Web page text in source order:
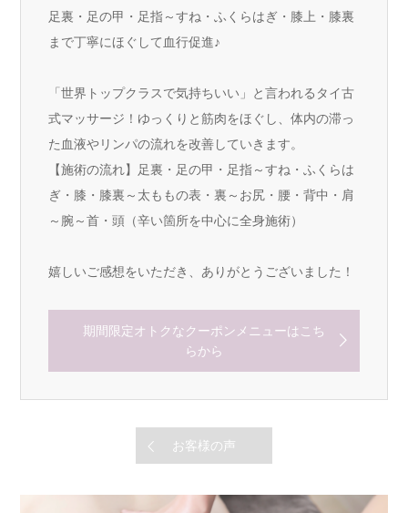
足裏・足の甲・足指～すね・ふくらはぎ・膝上・膝裏
まで丁寧にほぐして血行促進♪
「世界トップクラスで気持ちいい」と言われるタイ古
式マッサージ！ゆっくりと筋肉をほぐし、体内の滞っ
た血液やリンパの流れを改善していきます。
【施術の流れ】足裏・足の甲・足指～すね・ふくらは
ぎ・膝・膝裏～太ももの表・裏～お尻・腰・背中・肩
～腕～首・頭（辛い箇所を中心に全身施術）
嬉しいご感想をいただき、ありがとうございました！
期間限定オトクなクーポンメニューはこち
らから
お客様の声